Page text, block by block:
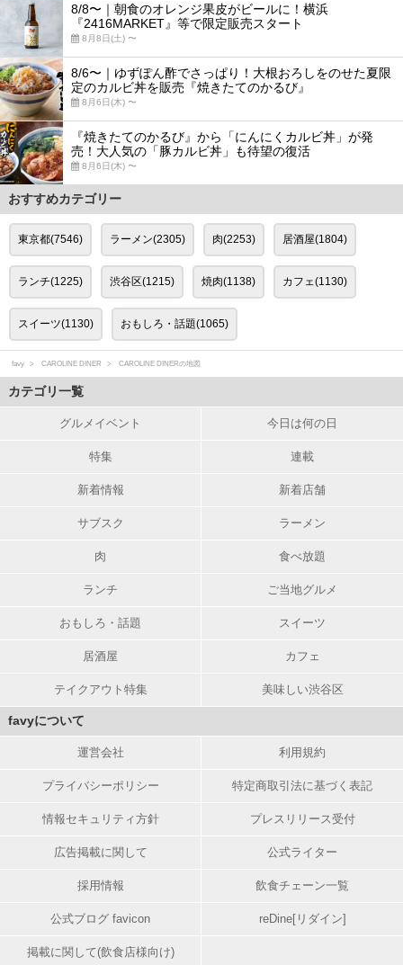
8/8〜｜朝食のオレンジ果皮がビールに！横浜
『2416MARKET』等で限定販売スタート
8月8日(土) 〜
8/6〜｜ゆずぽん酢でさっぱり！大根おろしをのせた夏限
定のカルビ丼を販売『焼きたてのかるび』
8月6日(木) 〜
『焼きたてのかるび』から「にんにくカルビ丼」が発
売！大人気の「豚カルビ丼」も待望の復活
8月6日(木) 〜
おすすめカテゴリー
東京都(7546) ラーメン(2305) 肉(2253) 居酒屋(1804)
ランチ(1225) 渋谷区(1215) 焼肉(1138) カフェ(1130)
スイーツ(1130) おもしろ・話題(1065)
favy CAROLINE DINER CAROLINE DINERの地図
カテゴリ一覧
グルメイベント 今日は何の日
特集 連載
新着情報 新着店舗
サブスク ラーメン
肉 食べ放題
ランチ ご当地グルメ
おもしろ・話題 スイーツ
居酒屋 カフェ
テイクアウト特集 美味しい渋谷区
favyについて
運営会社 利用規約
プライバシーポリシー 特定商取引法に基づく表記
情報セキュリティ方針 プレスリリース受付
広告掲載に関して 公式ライター
採用情報 飲食チェーン一覧
公式ブログ favicon reDine[リダイン]
掲載に関して(飲食店様向け)